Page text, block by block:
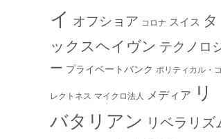
イ オフショア コロナ スイス タ
ックスヘイヴン テクノロ
ー プライベートバンク ポリティカル・コ
レクトネス マイクロ法人 メディア
リ
バタリアン リベラリズ